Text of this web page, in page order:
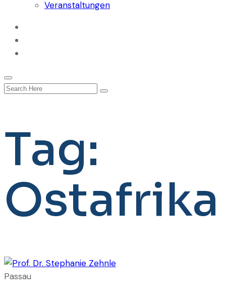
Veranstaltungen
Tag:
Ostafrika
Passau